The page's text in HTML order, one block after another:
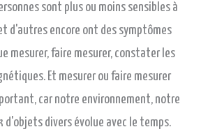
sont plus ou moins sensibles à
d'autres encore ont des symptômes
mesurer, faire mesurer, constater les
Et mesurer ou faire mesurer
car notre environnement, notre
divers évolue avec le temps.